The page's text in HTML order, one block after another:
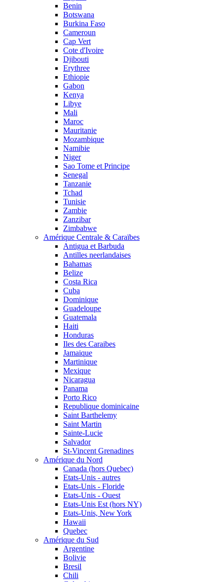
Benin
Botswana
Burkina Faso
Cameroun
Cap Vert
Cote d'Ivoire
Djibouti
Erythree
Ethiopie
Gabon
Kenya
Libye
Mali
Maroc
Mauritanie
Mozambique
Namibie
Niger
Sao Tome et Principe
Senegal
Tanzanie
Tchad
Tunisie
Zambie
Zanzibar
Zimbabwe
Amérique Centrale & Caraïbes
Antigua et Barbuda
Antilles neerlandaises
Bahamas
Belize
Costa Rica
Cuba
Dominique
Guadeloupe
Guatemala
Haiti
Honduras
Iles des Caraibes
Jamaique
Martinique
Mexique
Nicaragua
Panama
Porto Rico
Republique dominicaine
Saint Barthelemy
Saint Martin
Sainte-Lucie
Salvador
St-Vincent Grenadines
Amérique du Nord
Canada (hors Quebec)
Etats-Unis - autres
Etats-Unis - Floride
Etats-Unis - Ouest
Etats-Unis Est (hors NY)
Etats-Unis, New York
Hawaii
Quebec
Amérique du Sud
Argentine
Bolivie
Bresil
Chili